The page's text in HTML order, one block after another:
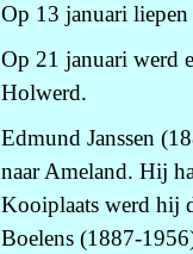
Op 13 januari liepen
Op 21 januari werd
Holwerd.
Edmund Janssen
naar Ameland. Hij
Kooiplaats werd hij
Boelens (1887-